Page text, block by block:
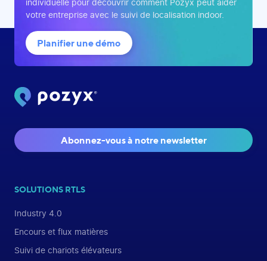
individuelle pour découvrir comment Pozyx peut aider
votre entreprise avec le suivi de localisation indoor.
Planifier une démo
Abonnez-vous à notre newsletter
SOLUTIONS RTLS
Industry 4.0
Encours et flux matières
Suivi de chariots élévateurs